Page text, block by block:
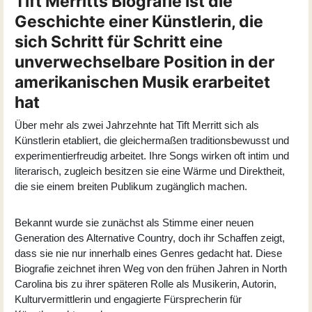
Geschichte einer Künstlerin, die
sich Schritt für Schritt eine
unverwechselbare Position in der
amerikanischen Musik erarbeitet
hat
Über mehr als zwei Jahrzehnte hat Tift Merritt sich als
Künstlerin etabliert, die gleichermaßen traditionsbewusst und
experimentierfreudig arbeitet. Ihre Songs wirken oft intim und
literarisch, zugleich besitzen sie eine Wärme und Direktheit,
die sie einem breiten Publikum zugänglich machen.
Bekannt wurde sie zunächst als Stimme einer neuen
Generation des Alternative Country, doch ihr Schaffen zeigt,
dass sie nie nur innerhalb eines Genres gedacht hat. Diese
Biografie zeichnet ihren Weg von den frühen Jahren in North
Carolina bis zu ihrer späteren Rolle als Musikerin, Autorin,
Kulturvermittlerin und engagierte Fürsprecherin für